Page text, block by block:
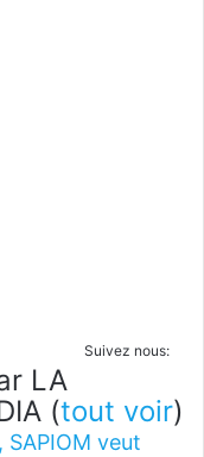
Suivez nous:
LA
(tout voir)
veut